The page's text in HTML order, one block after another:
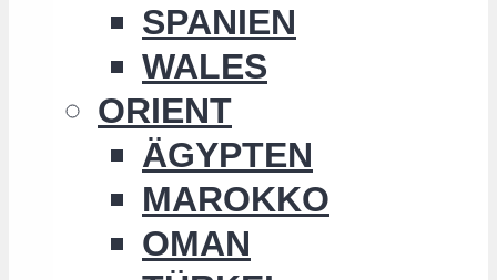
SPANIEN
WALES
ORIENT
ÄGYPTEN
MAROKKO
OMAN